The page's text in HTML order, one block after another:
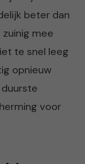
beter dan
mee
te snel leeg
opnieuw
voor